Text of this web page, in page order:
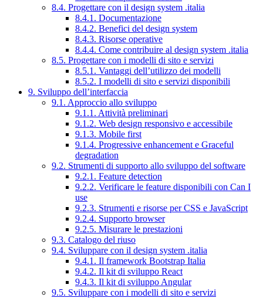
8.4. Progettare con il design system .italia
8.4.1. Documentazione
8.4.2. Benefici del design system
8.4.3. Risorse operative
8.4.4. Come contribuire al design system .italia
8.5. Progettare con i modelli di sito e servizi
8.5.1. Vantaggi dell’utilizzo dei modelli
8.5.2. I modelli di sito e servizi disponibili
9. Sviluppo dell’interfaccia
9.1. Approccio allo sviluppo
9.1.1. Attività preliminari
9.1.2. Web design responsivo e accessibile
9.1.3. Mobile first
9.1.4. Progressive enhancement e Graceful
degradation
9.2. Strumenti di supporto allo sviluppo del software
9.2.1. Feature detection
9.2.2. Verificare le feature disponibili con Can I
use
9.2.3. Strumenti e risorse per CSS e JavaScript
9.2.4. Supporto browser
9.2.5. Misurare le prestazioni
9.3. Catalogo del riuso
9.4. Sviluppare con il design system .italia
9.4.1. Il framework Bootstrap Italia
9.4.2. Il kit di sviluppo React
9.4.3. Il kit di sviluppo Angular
9.5. Sviluppare con i modelli di sito e servizi